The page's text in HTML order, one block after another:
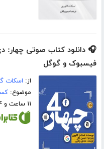
🎧 دانلود کتاب صوتی چهار:
فیسبوک و گوگل
از: اسکات
موضوع:
۱۱ ساعت و ۴ دقیقه